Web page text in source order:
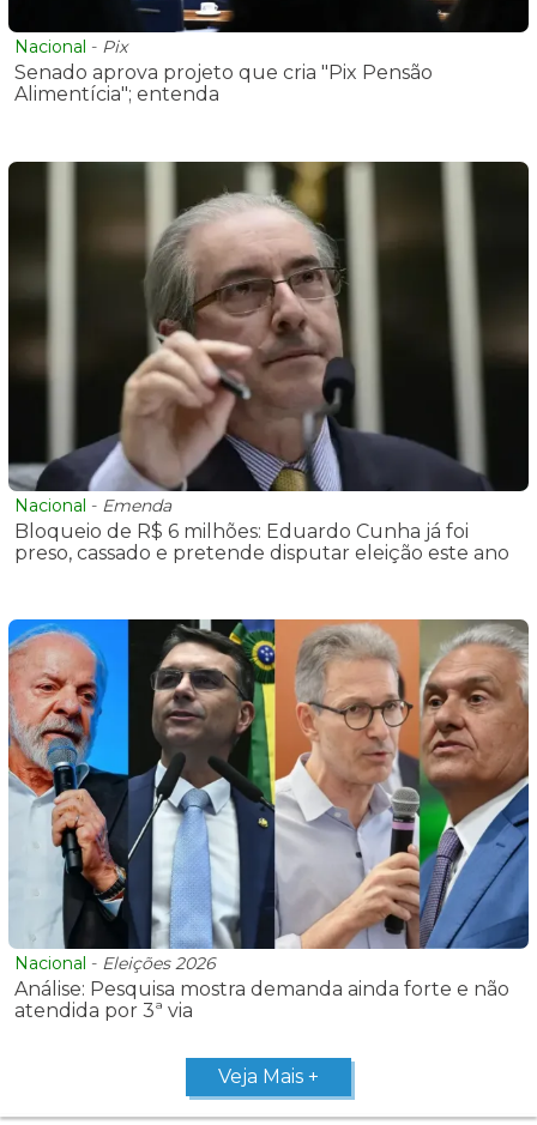
Nacional - Pix
Senado aprova projeto que cria "Pix Pensão
Alimentícia"; entenda
Nacional - Emenda
Bloqueio de R$ 6 milhões: Eduardo Cunha já foi
preso, cassado e pretende disputar eleição este ano
Nacional - Eleições 2026
Análise: Pesquisa mostra demanda ainda forte e não
atendida por 3ª via
Veja Mais +